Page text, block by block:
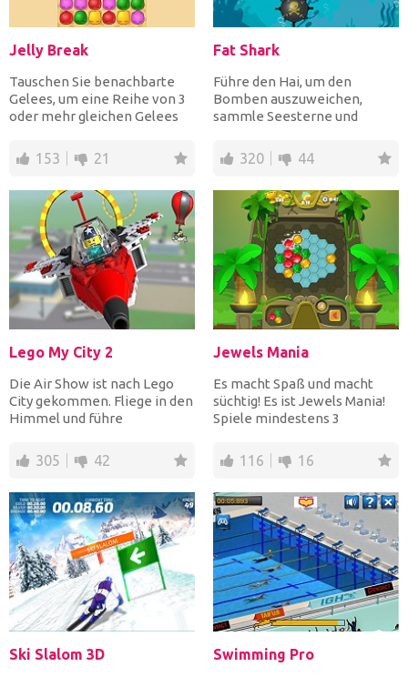
Jelly Break
Tauschen Sie benachbarte
Gelees, um eine Reihe von 3
oder mehr gleichen Gelees
153 21
Fat Shark
Führe den Hai, um den
Bomben auszuweichen,
sammle Seesterne und
und iss di...
320 44
Lego My City 2
Die Air Show ist nach Lego
City gekommen. Fliege in den
Himmel und führe
305 42
Jewels Mania
Es macht Spaß und macht
süchtig! Es ist Jewels Mania!
Spiele mindestens 3
116 16
Ski Slalom 3D Swimming Pro